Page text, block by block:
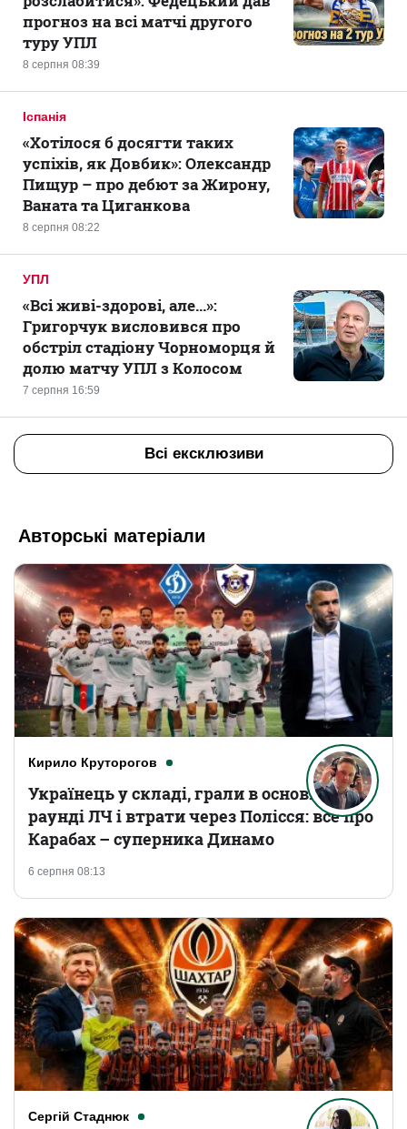
8 серпня 08:39
прогноз на всі матчі другого
туру УПЛ
Іспанія
8 серпня 08:22
«Хотілося б досягти таких
успіхів, як Довбик»: Олександр
Пищур – про дебют за Жирону,
Ваната та Циганкова
УПЛ
7 серпня 16:59
«Всі живі-здорові, але...»:
Григорчук висловився про
обстріл стадіону Чорноморця й
долю матчу УПЛ з Колосом
Всі ексклюзиви
Авторські матеріали
Кирило Круторогов
6 серпня 08:13
Українець у складі, грали в основному
раунді ЛЧ і втрати через Полісся: все про
Карабах – суперника Динамо
Сергій Стаднюк